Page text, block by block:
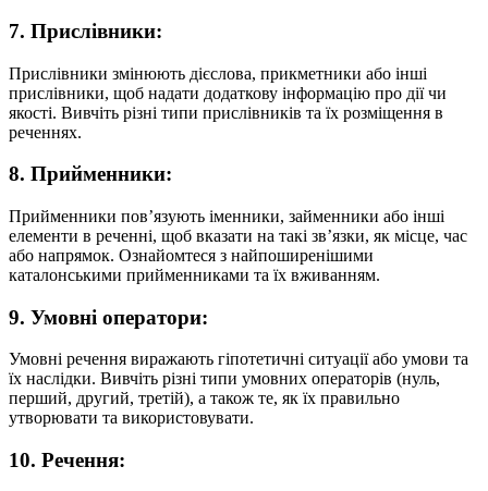
7. Прислівники:
Прислівники змінюють дієслова, прикметники або інші
прислівники, щоб надати додаткову інформацію про дії чи
якості. Вивчіть різні типи прислівників та їх розміщення в
реченнях.
8. Прийменники:
Прийменники пов’язують іменники, займенники або інші
елементи в реченні, щоб вказати на такі зв’язки, як місце, час
або напрямок. Ознайомтеся з найпоширенішими
каталонськими прийменниками та їх вживанням.
9. Умовні оператори:
Умовні речення виражають гіпотетичні ситуації або умови та
їх наслідки. Вивчіть різні типи умовних операторів (нуль,
перший, другий, третій), а також те, як їх правильно
утворювати та використовувати.
10. Речення: